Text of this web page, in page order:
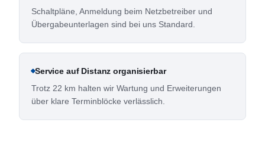
Schaltpläne, Anmeldung beim Netzbetreiber und
Übergabeunterlagen sind bei uns Standard.
Service auf Distanz organisierbar
Trotz 22 km halten wir Wartung und Erweiterungen
über klare Terminblöcke verlässlich.